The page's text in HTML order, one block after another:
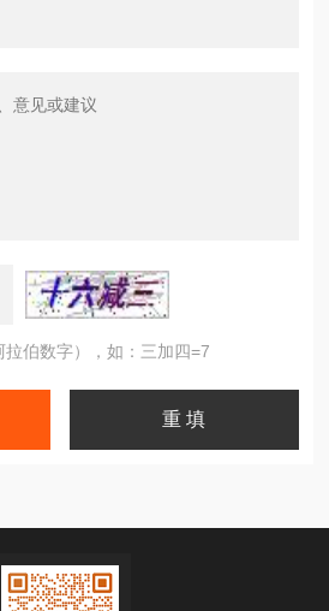
伯数字），如：三加四=7